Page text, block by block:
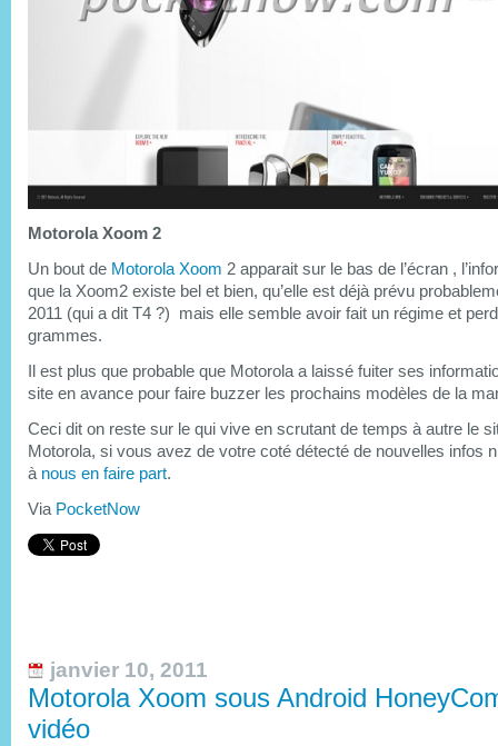
Motorola Xoom 2
Un bout de Motorola Xoom 2 apparait sur le bas de l’écran ,
que la Xoom2 existe bel et bien, qu’elle est déjà prévu
2011 (qui a dit T4 ?) mais elle semble avoir fait un régime et
grammes.
Il est plus que probable que Motorola a laissé fuiter ses
site en avance pour faire buzzer les prochains modèles de la
Ceci dit on reste sur le qui vive en scrutant de temps à autre le
Motorola, si vous avez de votre coté détecté de nouvelles infos
à nous en faire part.
Via PocketNow
janvier 10, 2011
Motorola Xoom sous Android
vidéo